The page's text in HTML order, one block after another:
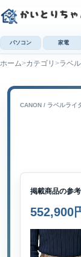
パソコン 家電
ホーム カテゴリ ラベ
CANON / ラベルライ
掲載商品の参
552,900